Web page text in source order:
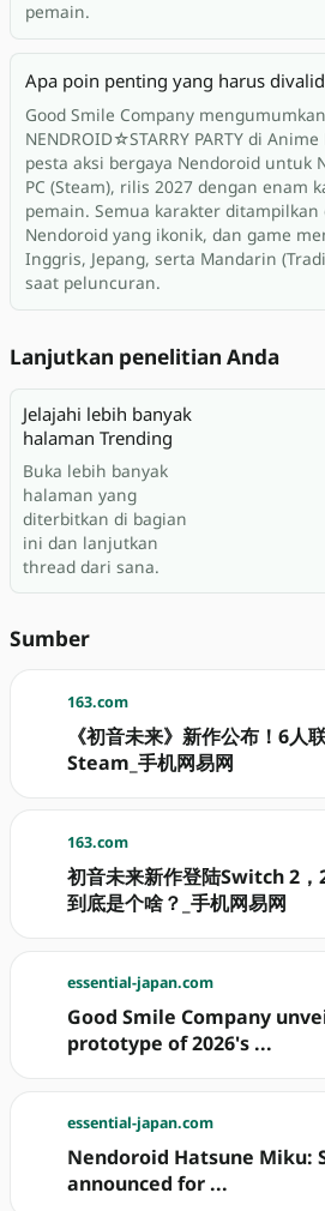
pemain.
Apa poin penting yang harus
Good Smile Company
NENDROID☆STARRY PARTY di
pesta aksi bergaya Nendoroid untuk
PC (Steam), rilis 2027 dengan enam
pemain. Semua karakter ditampilkan
Nendoroid yang ikonik, dan game
Inggris, Jepang, serta Mandarin
saat peluncuran.
Lanjutkan penelitian Anda
Jelajahi lebih banyak
halaman Trending
Buka lebih banyak
halaman yang
diterbitkan di bagian
ini dan lanjutkan
thread dari sana.
Sumber
163.com
《初音未来》新作公布！6人
Steam_手机网易网
163.com
初音未来新作登陆Switch 2
到底是个啥？_手机网易网
essential-japan.com
Good Smile Company
prototype of 2026's ...
essential-japan.com
Nendoroid Hatsune Miku:
announced for ...